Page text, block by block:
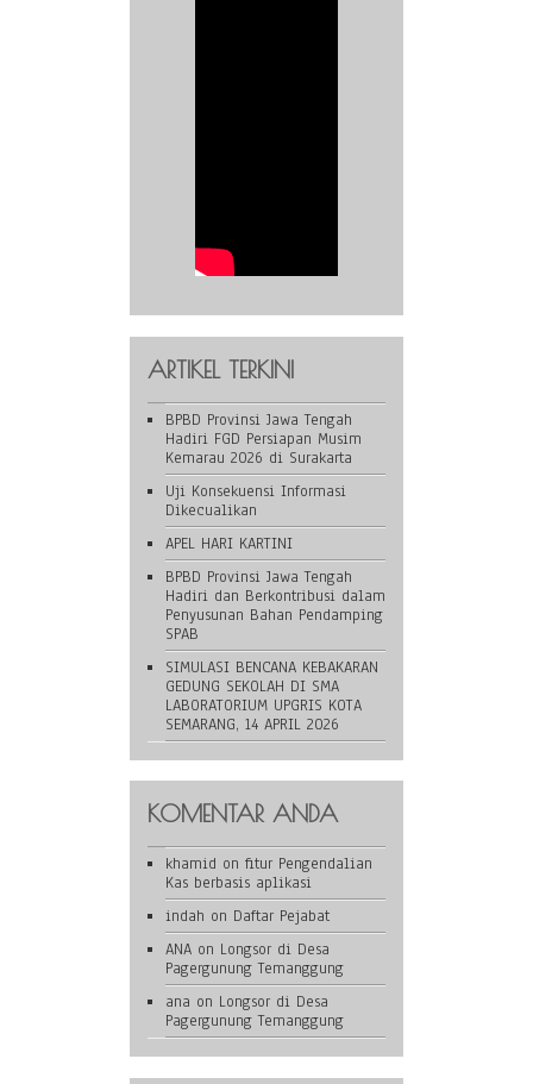
ARTIKEL TERKINI
BPBD Provinsi Jawa Tengah
Hadiri FGD Persiapan Musim
Kemarau 2026 di Surakarta
Uji Konsekuensi Informasi
Dikecualikan
APEL HARI KARTINI
BPBD Provinsi Jawa Tengah
Hadiri dan Berkontribusi dalam
Penyusunan Bahan Pendamping
SPAB
SIMULASI BENCANA KEBAKARAN
GEDUNG SEKOLAH DI SMA
LABORATORIUM UPGRIS KOTA
SEMARANG, 14 APRIL 2026
KOMENTAR ANDA
khamid on fitur Pengendalian
Kas berbasis aplikasi
indah on Daftar Pejabat
ANA on Longsor di Desa
Pagergunung Temanggung
ana on Longsor di Desa
Pagergunung Temanggung